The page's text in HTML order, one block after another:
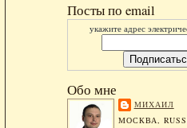
Посты по email
укажите адрес
Обо мне
МИХАИЛ
МОСКВА,